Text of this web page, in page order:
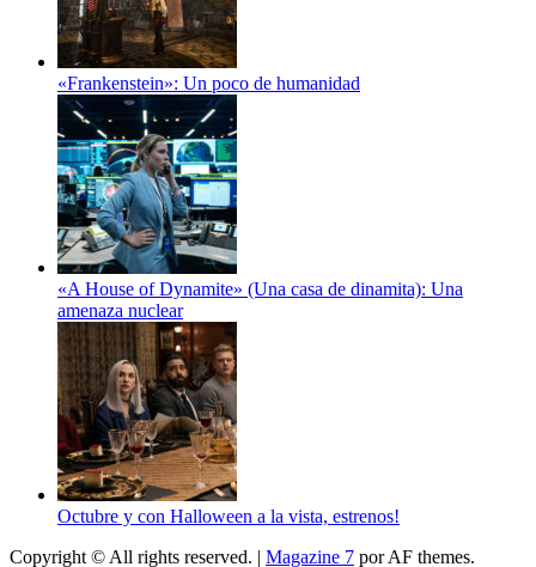
«Frankenstein»: Un poco de humanidad
«A House of Dynamite» (Una casa de dinamita): Una
amenaza nuclear
Octubre y con Halloween a la vista, estrenos!
Copyright © All rights reserved. | Magazine 7 por AF themes.